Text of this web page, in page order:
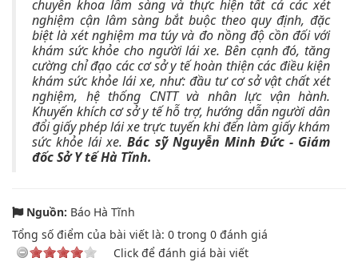
chuyên khoa lâm sàng và thực hiện tất cả các xét
nghiệm cận lâm sàng bắt buộc theo quy định, đặc
biệt là xét nghiệm ma túy và đo nồng độ cồn đối với
khám sức khỏe cho người lái xe. Bên cạnh đó, tăng
cường chỉ đạo các cơ sở y tế hoàn thiện các điều kiện
khám sức khỏe lái xe, như: đầu tư cơ sở vật chất xét
nghiệm, hệ thống CNTT và nhân lực vận hành.
Khuyến khích cơ sở y tế hỗ trợ, hướng dẫn người dân
đổi giấy phép lái xe trực tuyến khi đến làm giấy khám
sức khỏe lái xe. Bác sỹ Nguyễn Minh Đức - Giám
đốc Sở Y tế Hà Tĩnh.
Nguồn: Báo Hà Tĩnh
Tổng số điểm của bài viết là: 0 trong 0 đánh giá
Click để đánh giá bài viết